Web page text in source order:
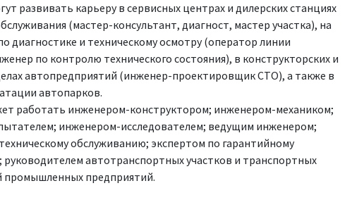
развивать карьеру в сервисных центрах и дилерских станциях
(мастер-консультант, диагност, мастер участка), на
диагностике и техническому осмотру (оператор линии
по контролю технического состояния), в конструкторских и
автопредприятий (инженер-проектировщик СТО), а также в
автопарков.
работать инженером-конструктором; инженером-механиком;
инженером-исследователем; ведущим инженером;
обслуживанию; экспертом по гарантийному
автотранспортных участков и транспортных
промышленных предприятий.